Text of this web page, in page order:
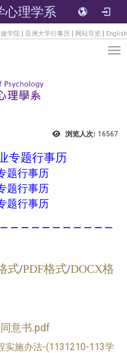
心理学系
健学院 | 亚洲大学行事历 | 网站导览 | English
浏览人次: 16567
专题行事历
题行事历
题行事历
题行事历
–– – – – – – – – – –
式/PDF格式/DOCX格
意书.pdf
实施办法-(1131210-113学